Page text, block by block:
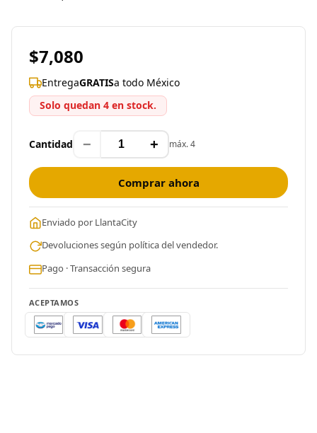
$7,080
EntregaGRATISa todo México
Solo quedan 4 en stock.
Cantidad − + máx. 4
Comprar ahora
Enviado por LlantaCity
Devoluciones según política del vendedor.
Pago · Transacción segura
ACEPTAMOS